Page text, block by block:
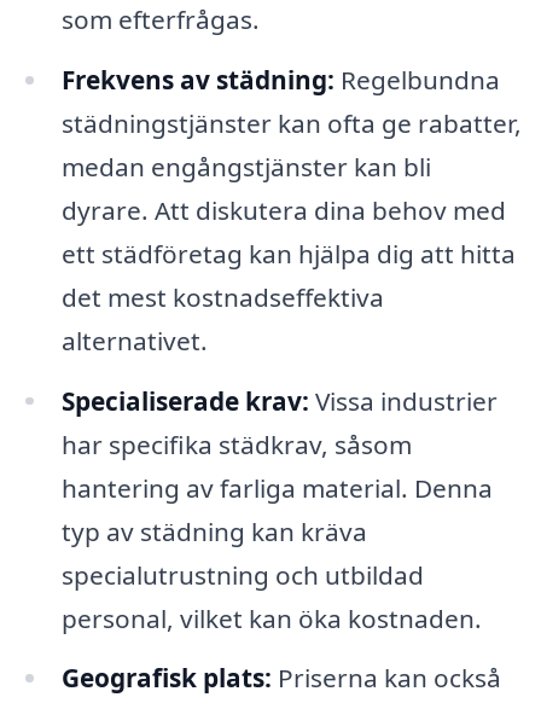
som efterfrågas.
Frekvens av städning: Regelbundna
städningstjänster kan ofta ge rabatter,
medan engångstjänster kan bli
dyrare. Att diskutera dina behov med
ett städföretag kan hjälpa dig att hitta
det mest kostnadseffektiva
alternativet.
Specialiserade krav: Vissa industrier
har specifika städkrav, såsom
hantering av farliga material. Denna
typ av städning kan kräva
specialutrustning och utbildad
personal, vilket kan öka kostnaden.
Geografisk plats: Priserna kan också